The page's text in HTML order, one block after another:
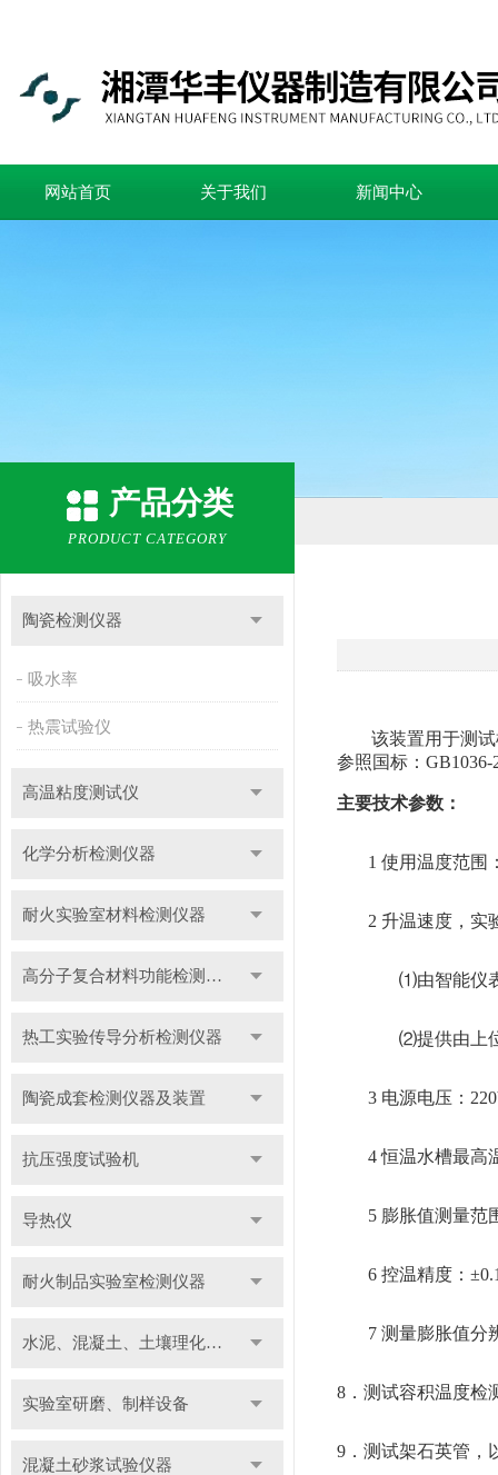
网站首页 关于我们 新闻中心
产品分类
PRODUCT CATEGORY
陶瓷检测仪器
吸水率
热震试验仪
高温粘度测试仪
化学分析检测仪器
耐火实验室材料检测仪器
高分子复合材料功能检测仪器
热工实验传导分析检测仪器
陶瓷成套检测仪器及装置
抗压强度试验机
导热仪
耐火制品实验室检测仪器
水泥、混凝土、土壤理化检测仪器及装置
实验室研磨、制样设备
混凝土砂浆试验仪器
该装置用于测
参照国标： GB1036-
主要技术参数：
1 使用温度范
2 升温速度，实
⑴由智能仪
⑵提供由上
3 电源电压：
4 恒温水槽最高
5 膨胀值测量范
6 控温精度：
7 测量膨胀值分
8．测试容积温度检
9．测试架石英管，